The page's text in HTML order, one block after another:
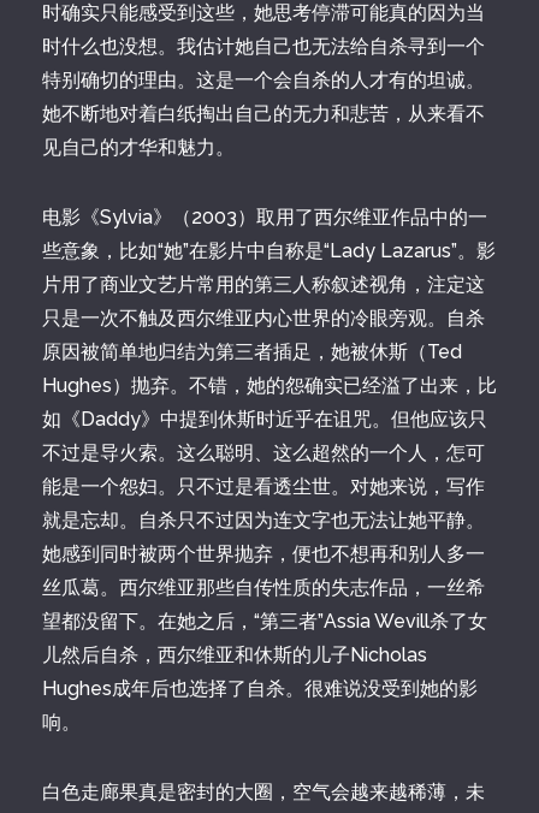
时确实只能感受到这些，她思考停滞可能真的因为当
时什么也没想。我估计她自己也无法给自杀寻到一个
特别确切的理由。这是一个会自杀的人才有的坦诚。
她不断地对着白纸掏出自己的无力和悲苦，从来看不
见自己的才华和魅力。
电影《Sylvia》（2003）取用了西尔维亚作品中的一
些意象，比如“她”在影片中自称是“Lady Lazarus”。影
片用了商业文艺片常用的第三人称叙述视角，注定这
只是一次不触及西尔维亚内心世界的冷眼旁观。自杀
原因被简单地归结为第三者插足，她被休斯（Ted
Hughes）抛弃。不错，她的怨确实已经溢了出来，比
如《Daddy》中提到休斯时近乎在诅咒。但他应该只
不过是导火索。这么聪明、这么超然的一个人，怎可
能是一个怨妇。只不过是看透尘世。对她来说，写作
就是忘却。自杀只不过因为连文字也无法让她平静。
她感到同时被两个世界抛弃，便也不想再和别人多一
丝瓜葛。西尔维亚那些自传性质的失志作品，一丝希
望都没留下。在她之后，“第三者”Assia Wevill杀了女
儿然后自杀，西尔维亚和休斯的儿子Nicholas
Hughes成年后也选择了自杀。很难说没受到她的影
响。
白色走廊果真是密封的大圈，空气会越来越稀薄，未